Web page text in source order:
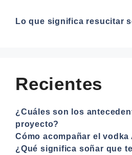
Lo que significa resucitar
Recientes
¿Cuáles son los
proyecto?
Cómo acompañar el
¿Qué significa soñar que